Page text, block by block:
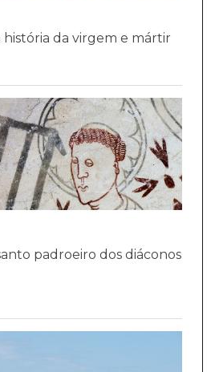
história da virgem e mártir
padroeiro dos diáconos